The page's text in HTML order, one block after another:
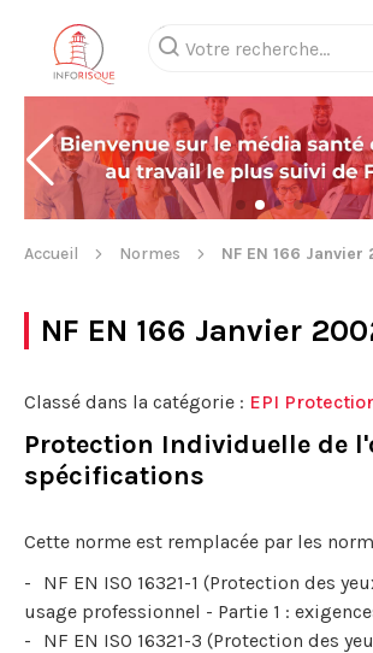
Accueil Normes NF EN 166 Janvier
NF EN 166 Janvier
Classé dans la catégorie : EPI
Protection Individuelle de
spécifications
Cette norme est remplacée par les
NF EN ISO 16321-1 (Protection des
usage professionnel - Partie 1 :
NF EN ISO 16321-3 (Protection des